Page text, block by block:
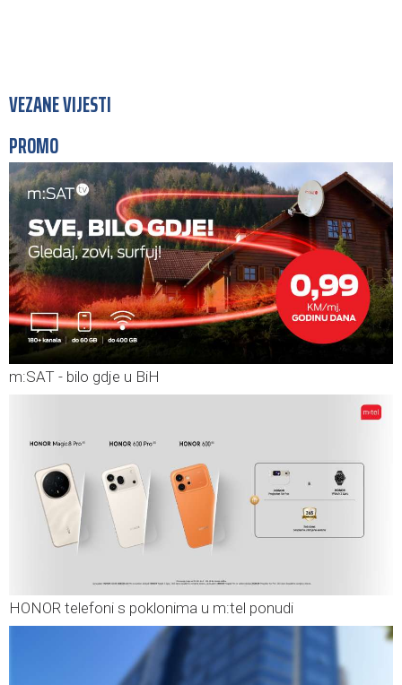
VEZANE VIJESTI
PROMO
m:SAT - bilo gdje u BiH
HONOR telefoni s poklonima u m:tel ponudi